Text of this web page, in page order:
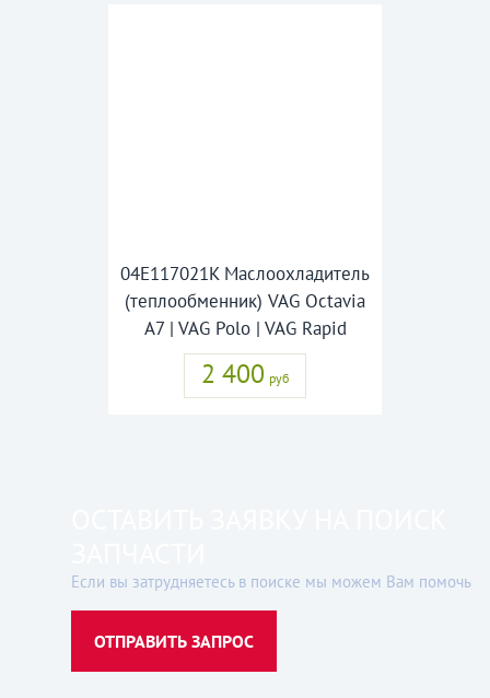
04E117021K Маслоохладитель
(теплообменник) VAG Octavia
A7 | VAG Polo | VAG Rapid
2 400 руб
Если вы затрудняетесь в поиске мы можем Вам помочь
ОТПРАВИТЬ ЗАПРОС